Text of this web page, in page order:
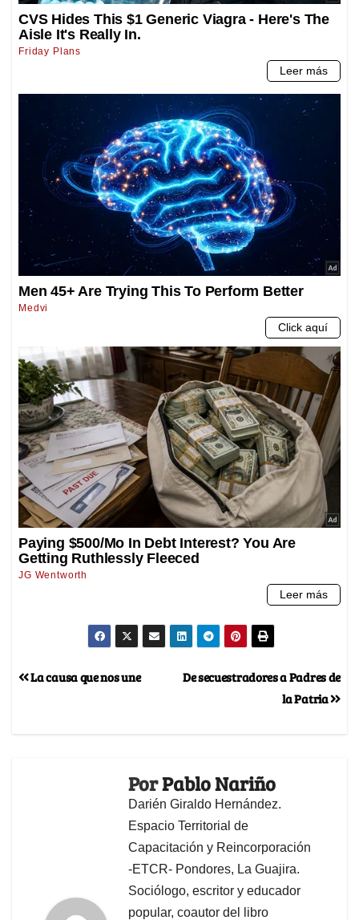
De secuestradores a Padres de
la Patria
La causa que nos une
PorPablo Nariño
Darién Giraldo Hernández.
Espacio Territorial de
Capacitación y Reincorporación
-ETCR- Pondores, La Guajira.
Sociólogo, escritor y educador
popular, coautor del libro